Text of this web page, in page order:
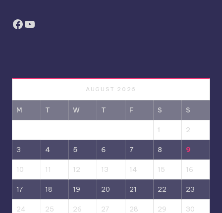
Facebook
YouTube
AUGUST 2026
M T W T F S S
1 2
3 4 5 6 7 8 9
10 11 12 13 14 15 16
17 18 19 20 21 22 23
24 25 26 27 28 29 30